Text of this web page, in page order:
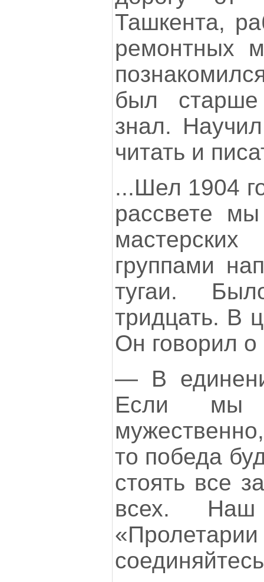
Ташкента,
ремонтных
был
знал.
читать и
...Шел 1904
рассвете
группами
тугаи.
тридцать. В
Он говорил о
— В
Если мы
то победа
стоять все
всех.